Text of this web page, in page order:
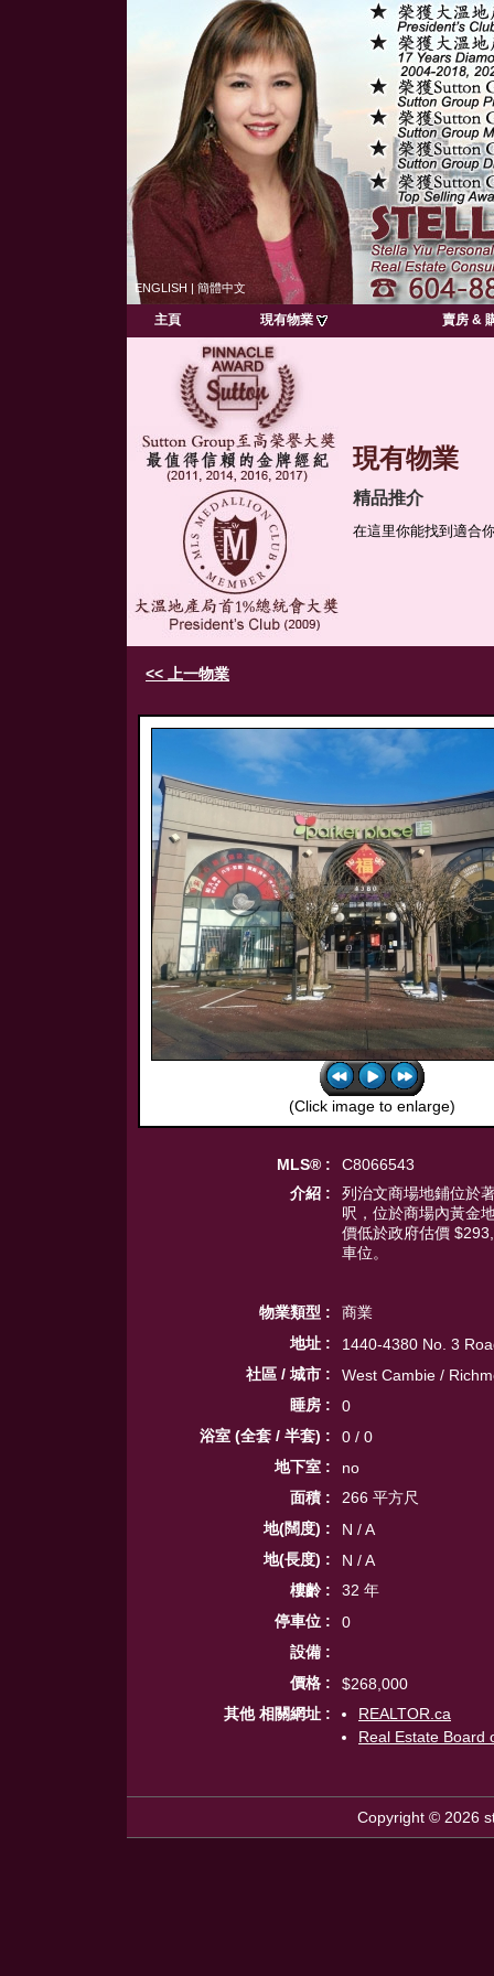
ENGLISH | 簡體中文
主頁 現有物業 賣房 &
現有物業
精品推介
在這里你能找到適合
<< 上一物業
(Click image to enlarge)
MLS® :
C8066543
介紹 :
列治文商場地鋪位於
呎，位於商場內黃金
價低於政府估價
車位。
物業類型 :
商業
地址 :
1440-4380 No. 3
社區 / 城市 :
West Cambie /
睡房 :
0
浴室 (全套 / 半套) :
0 / 0
地下室 :
no
面積 :
266 平方尺
地(闊度) :
N / A
地(長度) :
N / A
樓齡 :
32 年
停車位 :
0
設備 :
價格 :
$268,000
其他 相關網址 :
REALTOR.ca
Real Estate Board
Copyright © 2026